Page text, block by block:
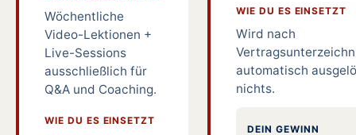
Wöchentliche
Video-Lektionen +
Live-Sessions
ausschließlich für
Q&A und Coaching.
WIE DU ES EINSETZT
WIE DU ES EINSETZT
Wird nach
automatisch
nichts.
DEIN GEWINN